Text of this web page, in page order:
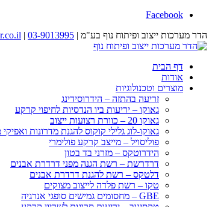
Facebook
הדר מערכות ייצוב ופיתוח נוף בע"מ | 03-9013995
|
דף הבית
אודות
מוצרים וטכנולוגיות
זריעה בהתזה – הידרוסידינג
גאוקו – יריעות ביו הנדסיות לחיפוי קרקע
גאוקו 20 – כוורת רצועות ייצוב
גאוקו-לוג גלילי קוקוס להגנת מדרונות ואפיקי
פוליסויל – מייצב קרקע פולימרי
הידרוטקס – מזרני בד בטון
דרדרשת – רשת הגנה מפני דרדרת אבנים
דלטקס – רשת להגנת דרדרת אבנים
טקו – רשת פלדה לייצוב מצוקים
GBE – מחסומים גמישים סופגי אנרגיה